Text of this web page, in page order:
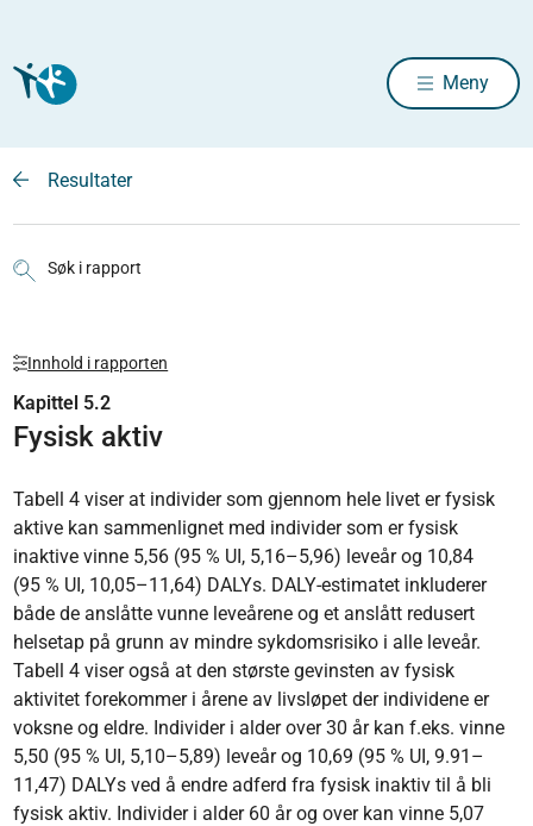
Meny
Resultater
Søk i rapport
Innhold i rapporten
Kapittel 5.2
Fysisk aktiv
Tabell 4 viser at individer som gjennom hele livet er fysisk
aktive kan sammenlignet med individer som er fysisk
inaktive vinne 5,56 (95 % UI, 5,16–5,96) leveår og 10,84
(95 % UI, 10,05–11,64) DALYs. DALY-estimatet inkluderer
både de anslåtte vunne leveårene og et anslått redusert
helsetap på grunn av mindre sykdomsrisiko i alle leveår.
Tabell 4 viser også at den største gevinsten av fysisk
aktivitet forekommer i årene av livsløpet der individene er
voksne og eldre. Individer i alder over 30 år kan f.eks. vinne
5,50 (95 % UI, 5,10–5,89) leveår og 10,69 (95 % UI, 9.91–
11,47) DALYs ved å endre adferd fra fysisk inaktiv til å bli
fysisk aktiv. Individer i alder 60 år og over kan vinne 5,07